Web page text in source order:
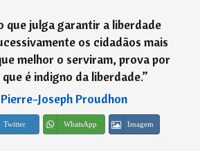
que julga garantir a liberdade
os cidadãos mais
melhor o serviram, prova por
é indigno da liberdade.”
Pierre-Joseph Proudhon
Twitter WhatsApp Imagem